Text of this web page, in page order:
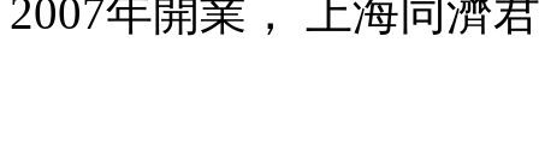
2007年開業， 上海同